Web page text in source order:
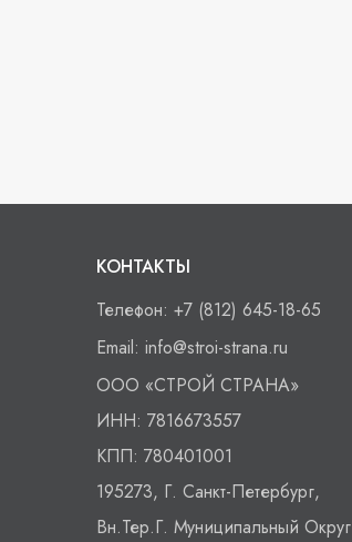
КОНТАКТЫ
Телефон: +7 (812) 645-18-65
Email: info@stroi-strana.ru
ООО «СТРОЙ СТРАНА»
ИНН: 7816673557
КПП: 780401001
195273, Г. Санкт-Петербург,
Вн.тер.г. Муниципальный Округ